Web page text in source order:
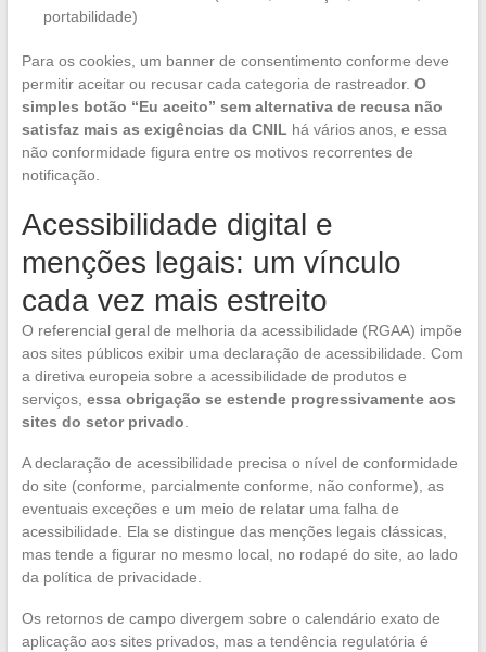
portabilidade)
Para os cookies, um banner de consentimento conforme deve
permitir aceitar ou recusar cada categoria de rastreador. O
simples botão “Eu aceito” sem alternativa de recusa não
satisfaz mais as exigências da CNIL há vários anos, e essa
não conformidade figura entre os motivos recorrentes de
notificação.
Acessibilidade digital e
menções legais: um vínculo
cada vez mais estreito
O referencial geral de melhoria da acessibilidade (RGAA) impõe
aos sites públicos exibir uma declaração de acessibilidade. Com
a diretiva europeia sobre a acessibilidade de produtos e
serviços, essa obrigação se estende progressivamente aos
sites do setor privado.
A declaração de acessibilidade precisa o nível de conformidade
do site (conforme, parcialmente conforme, não conforme), as
eventuais exceções e um meio de relatar uma falha de
acessibilidade. Ela se distingue das menções legais clássicas,
mas tende a figurar no mesmo local, no rodapé do site, ao lado
da política de privacidade.
Os retornos de campo divergem sobre o calendário exato de
aplicação aos sites privados, mas a tendência regulatória é